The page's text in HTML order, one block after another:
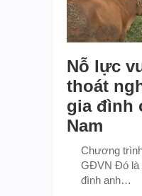
Nỗ lực
thoát
gia đình
Nam
Chương
GĐVN Đó là
đình anh…